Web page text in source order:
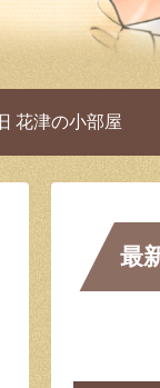
旧 花津の小部屋
最